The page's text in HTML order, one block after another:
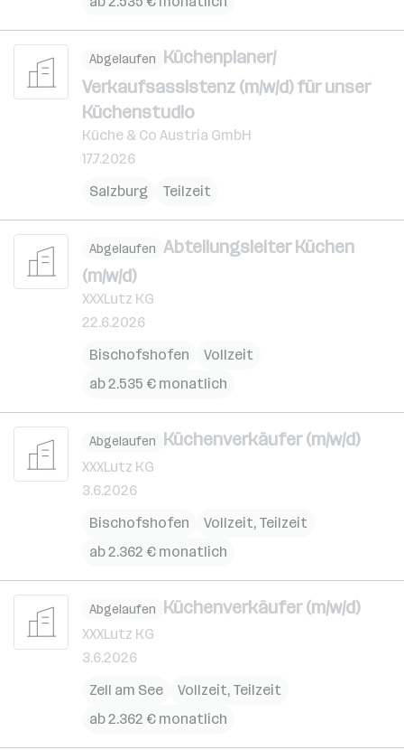
Abgelaufen Küchenplaner/
Verkaufsassistenz (m/w/d) für unser
Küchenstudio
Küche & Co Austria GmbH
17.7.2026
Salzburg
Teilzeit
Abgelaufen Abteilungsleiter Küchen
(m/w/d)
XXXLutz KG
22.6.2026
Bischofshofen
Vollzeit
ab 2.535 € monatlich
Abgelaufen Küchenverkäufer (m/w/d)
XXXLutz KG
3.6.2026
Bischofshofen
Vollzeit, Teilzeit
ab 2.362 € monatlich
Abgelaufen Küchenverkäufer (m/w/d)
XXXLutz KG
3.6.2026
Zell am See
Vollzeit, Teilzeit
ab 2.362 € monatlich